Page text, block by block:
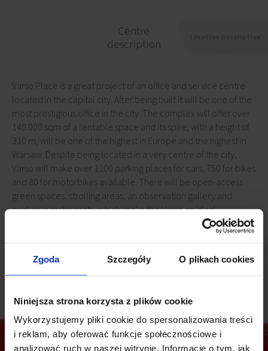
Zgoda Szczegóły O plikach cookies
Niniejsza strona korzysta z plików cookie
Wykorzystujemy pliki cookie do spersonalizowania treści
i reklam, aby oferować funkcje społecznościowe i
analizować ruch w naszej witrynie. Informacje o tym, jak
Centre
description
Varso Place is a great project of an office and service centre
located in the capital city. After being built it will be one of the
most prestigious office in the city. The complex will offer over
140.000 sqm of a rentable space and its spire, with a height of
310 m, will be one of the highest in Europe and the highest in
Warsaw. Despite being located in a very centre of the city,
Varso will make over 1100 parking places for cars, 750 for bikes
and 80 for motorbikes available. There will be open-access
green spaces, strolling areas, an observation gallery and
exclusive restaurants, which make the Varso an ideal
combination of a business and commercial spheres
simultaneously being an attractive space for the local